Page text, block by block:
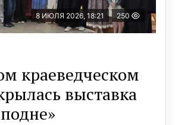
8 ИЮЛЯ 2026, 18:21 250
краеведческом
выставка